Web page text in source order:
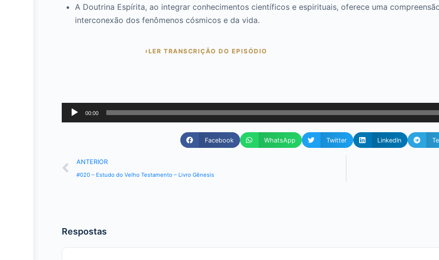
A Doutrina Espírita, ao integrar conhecimentos científicos e espirituais, oferece uma
interconexão dos fenômenos cósmicos e da vida.
LER TRANSCRIÇÃO DO EPISÓDIO
Tocador
de
00:00
Facebook WhatsApp Twitter LinkedIn
ANTERIOR
#020 – Estudo do Velho Testamento – Livro Gênesis
Respostas